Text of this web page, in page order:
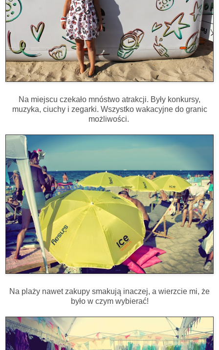
Na miejscu czekało mnóstwo atrakcji. Były konkursy,
muzyka, ciuchy i zegarki. Wszystko wakacyjne do granic
możliwości.
Na plaży nawet zakupy smakują inaczej, a wierzcie mi, że
było w czym wybierać!